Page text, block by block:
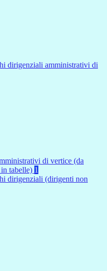
dirigenziali amministrativi di
di vertice (da
tabelle) 1
dirigenziali (dirigenti non